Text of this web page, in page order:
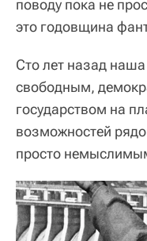
поводу пока не
это годовщина
Сто лет назад
свободным,
государством на
возможностей
просто